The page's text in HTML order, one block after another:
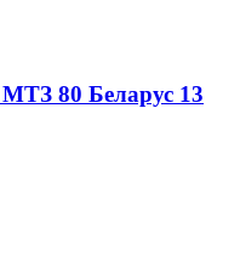
80 Беларус 13